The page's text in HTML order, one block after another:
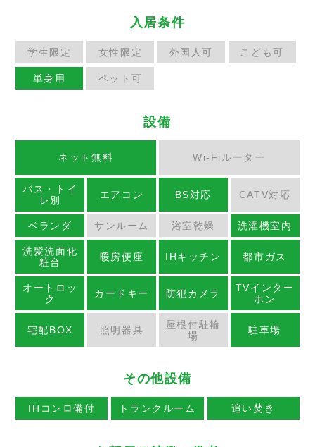
入居条件
学生限定 女性限定 外国人可 こども可
単身用 ペット可
設備
ネット無料 Wi-Fiルーター
バス・トイ
レ別
エアコン BS対応 CATV対応
ベランダ サンルーム 浴室乾燥 洗濯機室内
洗髪洗面化
粧台
暖房便座 IHキッチン 都市ガス
オートロッ
ク
カードキー 防犯カメラ
TVインター
ホン
宅配BOX 照明器具
屋根付駐輪
場
駐車場
その他設備
IHコンロ備付 トランクルーム 追い焚き